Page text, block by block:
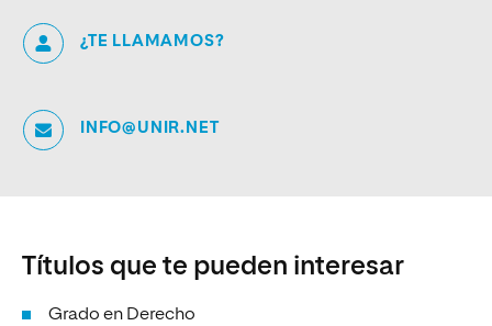
¿TE LLAMAMOS?
INFO@UNIR.NET
Títulos que te pueden interesar
Grado en Derecho